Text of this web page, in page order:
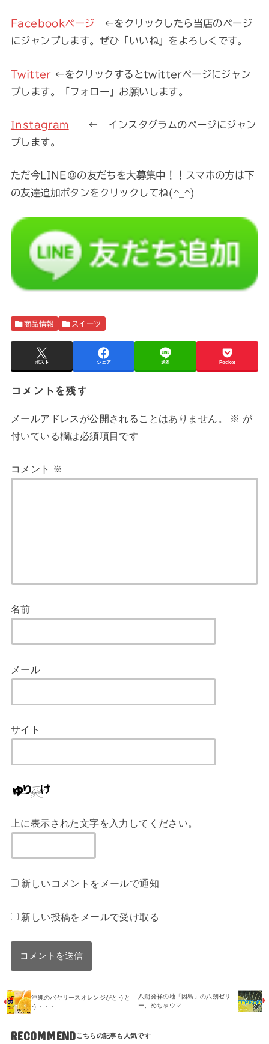
Facebookページ ←をクリックしたら当店のページ
にジャンプします。ぜひ「いいね」をよろしくです。
Twitter ←をクリックするとtwitterページにジャン
プします。「フォロー」お願いします。
Instagram ← インスタグラムのページにジャン
プします。
ただ今LINE@の友だちを大募集中！！スマホの方は下
の友達追加ボタンをクリックしてね(^_^)
商品情報 スイーツ
ポスト シェア 送る Pocket
コメントを残す
メールアドレスが公開されることはありません。 ※ が
付いている欄は必須項目です
コメント ※
名前
メール
サイト
上に表示された文字を入力してください。
新しいコメントをメールで通知
新しい投稿をメールで受け取る
沖縄のバヤリースオレンジがとうと
う・・・
八朔発祥の地「因島」の八朔ゼリ
ー、めちゃウマ
RECOMMEND